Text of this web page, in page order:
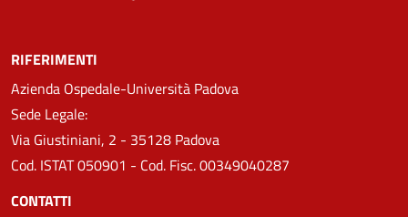
RIFERIMENTI
Azienda Ospedale-Università Padova
Sede Legale:
Via Giustiniani, 2 - 35128 Padova
Cod. ISTAT 050901 - Cod. Fisc. 00349040287
CONTATTI